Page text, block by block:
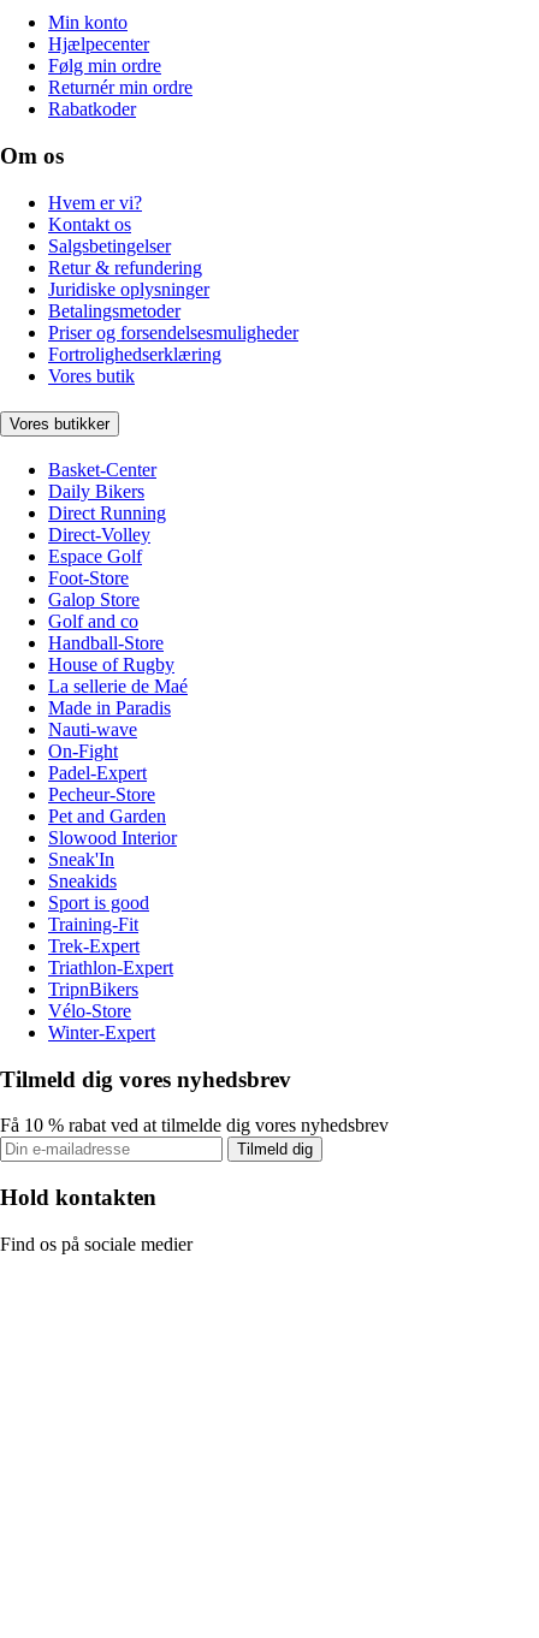
Min konto
Hjælpecenter
Følg min ordre
Returnér min ordre
Rabatkoder
Om os
Hvem er vi?
Kontakt os
Salgsbetingelser
Retur & refundering
Juridiske oplysninger
Betalingsmetoder
Priser og forsendelsesmuligheder
Fortrolighedserklæring
Vores butik
Vores butikker
Basket-Center
Daily Bikers
Direct Running
Direct-Volley
Espace Golf
Foot-Store
Galop Store
Golf and co
Handball-Store
House of Rugby
La sellerie de Maé
Made in Paradis
Nauti-wave
On-Fight
Padel-Expert
Pecheur-Store
Pet and Garden
Slowood Interior
Sneak'In
Sneakids
Sport is good
Training-Fit
Trek-Expert
Triathlon-Expert
TripnBikers
Vélo-Store
Winter-Expert
Tilmeld dig vores nyhedsbrev
Få 10 % rabat ved at tilmelde dig vores nyhedsbrev
Tilmeld dig
Hold kontakten
Find os på sociale medier